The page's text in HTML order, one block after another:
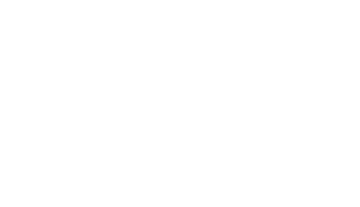
Urban Gardening,
Gesundheit
Work Life Balance,